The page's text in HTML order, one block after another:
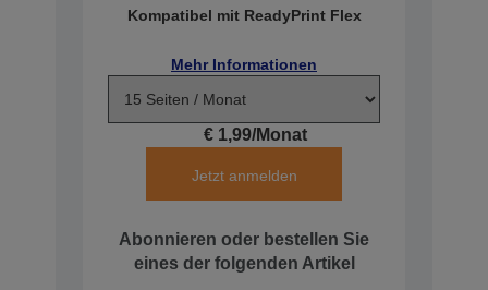
Kompatibel mit ReadyPrint Flex
Mehr Informationen
€ 1,99/Monat
Jetzt anmelden
Abonnieren oder bestellen Sie
eines der folgenden Artikel